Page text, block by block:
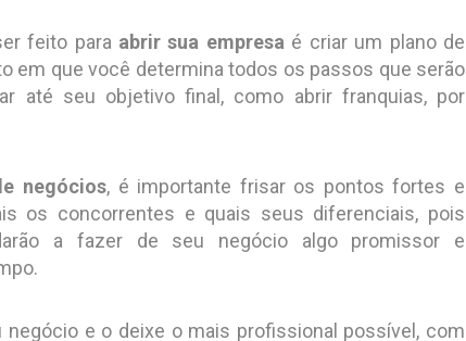
feito para abrir sua empresa é criar um plano de
em que você determina todos os passos que serão
até seu objetivo final, como abrir franquias, por
negócios, é importante frisar os pontos fortes e
os concorrentes e quais seus diferenciais, pois
a fazer de seu negócio algo promissor e
e o deixe o mais profissional possível, com